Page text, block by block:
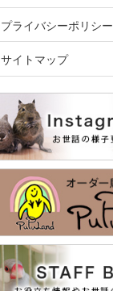
プライバシーポリシー
サイトマップ